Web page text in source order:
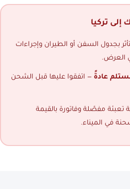
تركيا
بجدول السفن أو الطيران وإجراءات
العرض.
عادةً — اتفقوا عليها قبل الشحن
تعبئة مفصّلة وفاتورة بالقيمة
في الميناء.